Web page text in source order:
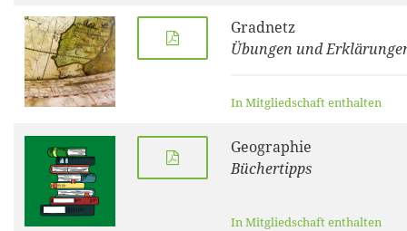
Gradnetz
Übungen und
In Mitgliedschaft enthalten
Geographie
Büchertipps
In Mitgliedschaft enthalten